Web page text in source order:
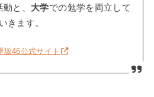
と、 大学での勉学を両立して
いきます。
坂46公式サイト